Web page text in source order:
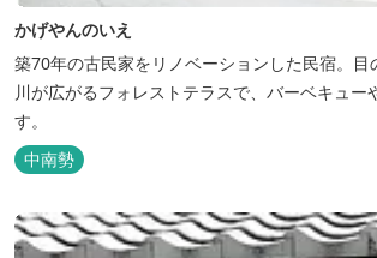
かげやんのいえ
築70年の古民家をリノベーションした民宿。目
川が広がるフォレストテラスで、バーベキュー
す。
中南勢